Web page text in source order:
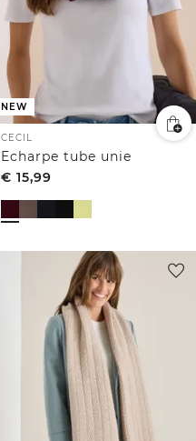
NEW
CECIL
Echarpe tube unie
€ 15,99